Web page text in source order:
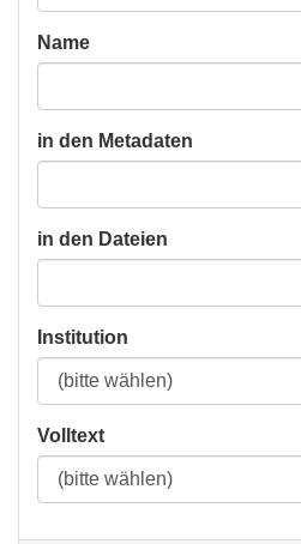
Name
in den Metadaten
in den Dateien
Institution
Volltext